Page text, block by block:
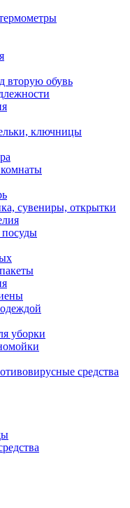
вторую обувь
ключницы
комнаты
сувениры, открытки
посуды
уборки
средства